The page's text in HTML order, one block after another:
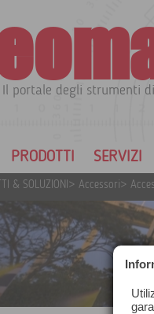
Il portale degli strumenti
PRODOTTI SERVIZI
& SOLUZIONI > Accessori >